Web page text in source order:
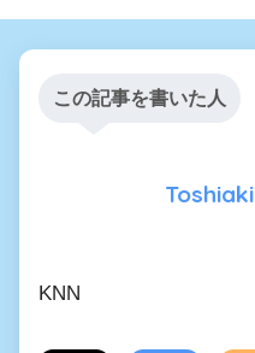
この記事を書いた人
KNN